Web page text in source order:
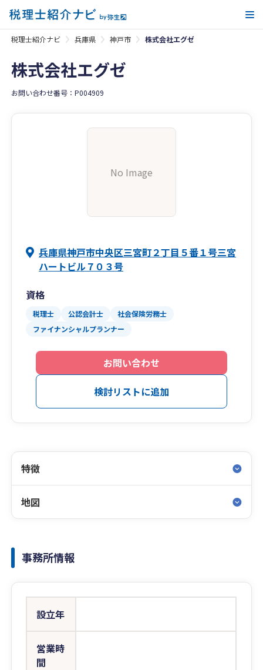
税理士紹介ナビ 兵庫県 神戸市 株式会社エグゼ
株式会社エグゼ
お問い合わせ番号：P004909
No Image
兵庫県神戸市中央区三宮町２丁目５番１号三宮
ハートビル７０３号
資格
税理士 公認会計士
社会保険労務士
ファイナンシャルプランナー
お問い合わせ
検討リストに追加
特徴
地図
事務所情報
設立年
営業時
間